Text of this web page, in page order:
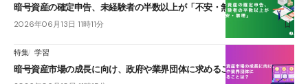
暗号資産の確定申告、未経験者の半数以上が「不安・無理」
2026年06月13日 11時11分
特集 学習
暗号資産市場の成長に向け、政府や業界団体に求めることは？